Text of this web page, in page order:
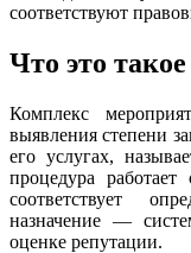
соответствуют
Что это
Комплекс
выявления степени
его услугах,
процедура
соответствует
назначение —
оценке репутации.